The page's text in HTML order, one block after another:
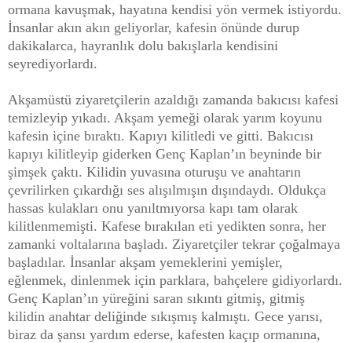
ormana kavuşmak, hayatına kendisi yön vermek istiyordu.
İnsanlar akın akın geliyorlar, kafesin önünde durup
dakikalarca, hayranlık dolu bakışlarla kendisini
seyrediyorlardı.
Akşamüstü ziyaretçilerin azaldığı zamanda bakıcısı kafesi
temizleyip yıkadı. Akşam yemeği olarak yarım koyunu
kafesin içine bıraktı. Kapıyı kilitledi ve gitti. Bakıcısı
kapıyı kilitleyip giderken Genç Kaplan’ın beyninde bir
şimşek çaktı. Kilidin yuvasına oturuşu ve anahtarın
çevrilirken çıkardığı ses alışılmışın dışındaydı. Oldukça
hassas kulakları onu yanıltmıyorsa kapı tam olarak
kilitlenmemişti. Kafese bırakılan eti yedikten sonra, her
zamanki voltalarına başladı. Ziyaretçiler tekrar çoğalmaya
başladılar. İnsanlar akşam yemeklerini yemişler,
eğlenmek, dinlenmek için parklara, bahçelere gidiyorlardı.
Genç Kaplan’ın yüreğini saran sıkıntı gitmiş, gitmiş
kilidin anahtar deliğinde sıkışmış kalmıştı. Gece yarısı,
biraz da şansı yardım ederse, kafesten kaçıp ormanına,